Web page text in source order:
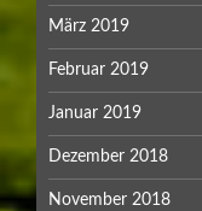
März 2019
Februar 2019
Januar 2019
Dezember 2018
November 2018